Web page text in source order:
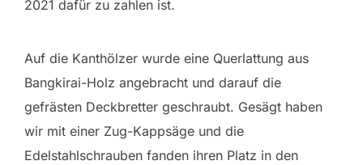
2021 dafür zu zahlen ist.
Auf die Kanthölzer wurde eine Querlattung aus
Bangkirai-Holz angebracht und darauf die
gefrästen Deckbretter geschraubt. Gesägt haben
wir mit einer Zug-Kappsäge und die
Edelstahlschrauben fanden ihren Platz in den